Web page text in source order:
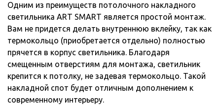
Одним из преимуществ потолочного накладного
светильника ART SMART является простой монтаж.
Вам не придется делать внутреннюю вклейку, так как
термокольцо (приобретается отдельно) полностью
прячется в корпус светильника. Благодаря
смещенным отверстиям для монтажа, светильник
крепится к потолку, не задевая термокольцо. Такой
накладной спот будет отличным дополнением к
современному интерьеру.